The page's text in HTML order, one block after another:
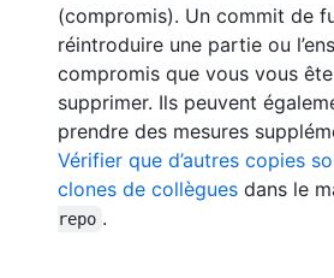
(compromis). Un commit de
réintroduire une partie ou
compromis que vous vous
supprimer. Ils peuvent
prendre des mesures
Vérifier que d’autres copies
clones de collègues dans le
repo .